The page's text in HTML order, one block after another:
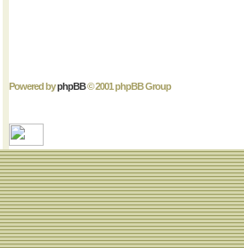
Powered byphpBB© 2001 phpBB Group